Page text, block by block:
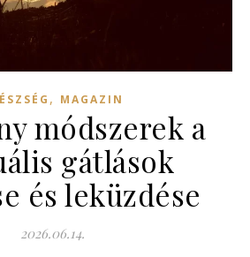
, MAGAZIN
módszerek a
gátlások
és leküzdése
2026.06.14.